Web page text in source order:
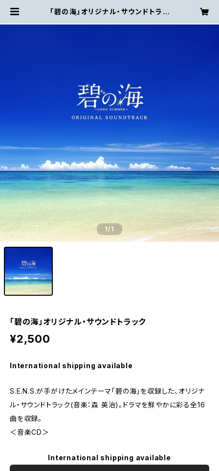
「碧の海」オリジナル・サウンドトラッ
1/1
「碧の海」オリジナル・サウンドトラック
¥2,500
International shipping available
S.E.N.S.が手がけたメインテーマ「碧の海」を収録した、オリジナ
ル・サウンドトラック(音楽：森 英治)。ドラマを鮮やかに彩る全16
曲を収録。
＜音楽CD＞
International shipping available